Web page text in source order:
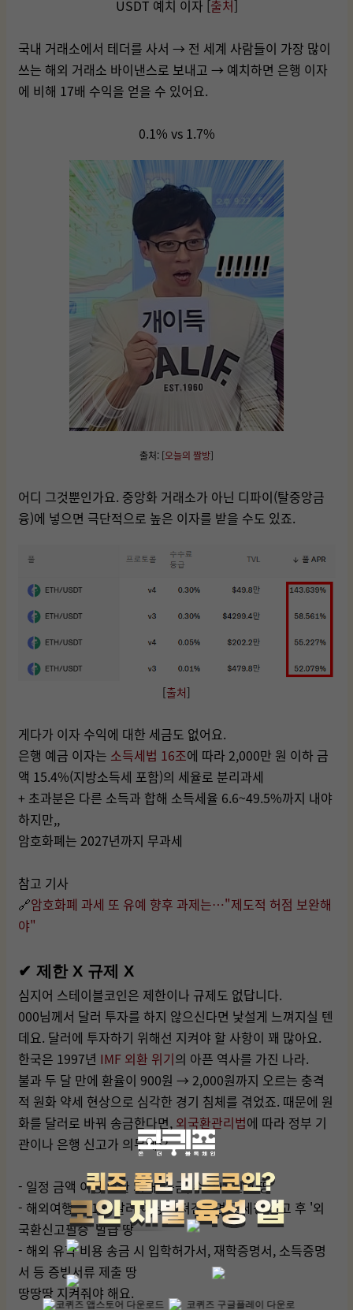
USDT 예치 이자 [출처]
국내 거래소에서 테더를 사서 → 전 세계 사람들이 가장 많이
쓰는 해외 거래소 바이낸스로 보내고 → 예치하면 은행 이자
에 비해 17배 수익을 얻을 수 있어요.
0.1% vs 1.7%
출처: [오늘의 짤방]
어디 그것뿐인가요. 중앙화 거래소가 아닌 디파이(탈중앙금
융)에 넣으면 극단적으로 높은 이자를 받을 수도 있죠.
[출처]
게다가 이자 수익에 대한 세금도 없어요.
은행 예금 이자는 소득세법 16조에 따라 2,000만 원 이하 금
액 15.4%(지방소득세 포함)의 세율로 분리과세
+ 초과분은 다른 소득과 합해 소득세율 6.6~49.5%까지 내야
하지만,,
암호화폐는 2027년까지 무과세
참고 기사
🔗암호화폐 과세 또 유예 향후 과제는…"제도적 허점 보완해
야"
✔ 제한 X 규제 X
심지어 스테이블코인은 제한이나 규제도 없답니다.
000님께서 달러 투자를 하지 않으신다면 낯설게 느껴지실 텐
데요. 달러에 투자하기 위해선 지켜야 할 사항이 꽤 많아요.
한국은 1997년 IMF 외환 위기의 아픈 역사를 가진 나라.
불과 두 달 만에 환율이 900원 → 2,000원까지 오르는 충격
적 원화 약세 현상으로 심각한 경기 침체를 겪었죠. 때문에 원
화를 달러로 바꿔 송금한다면, 외국환관리법에 따라 정부 기
관이나 은행 신고가 의무에요.
- 일정 금액 이상 외환 거래, 송금, 수신시 신고 땅
- 해외여행 시 1만 달러 이상 가져간다면 관세청 신고 후 '외
국환신고필증’ 발급 땅
- 해외 유학 비용 송금 시 입학허가서, 재학증명서, 소득증명
서 등 증빙서류 제출 땅
땅땅땅 지켜줘야 해요.